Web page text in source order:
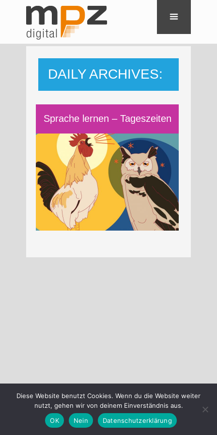
DAILY ARCHIVES:
28. OKTOBER
2021
Sprache lernen – Tageszeiten
Diese Website benutzt Cookies. Wenn du die Website weiter
nutzt, gehen wir von deinem Einverständnis aus.
OK
Nein Datenschutzerklärung